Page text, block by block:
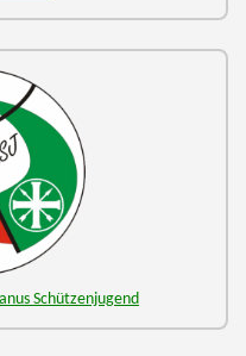
Schützenjugend